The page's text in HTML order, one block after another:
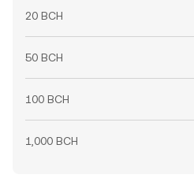
20 BCH
50 BCH
100 BCH
1,000 BCH